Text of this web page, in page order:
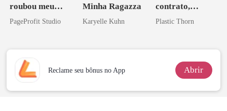
roubou meu
companheiro e
PageProfit Studio
Minha Ragazza
Karyelle Kuhn
contrato,
amante de
Plastic Thorn
Reclame seu bônus no App Abrir